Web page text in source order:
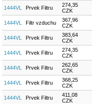
1444VL Prvek Filtru
274,35
CZK
1444VL Filtr vzduchu
367,96
CZK
1444VL Prvek Filtru
383,64
CZK
1444VL Prvek Filtru
274,35
CZK
1444VL Prvek Filtru
262,65
CZK
1444VL Prvek Filtru
368,25
CZK
1444VL Prvek Filtru
411,08
CZK